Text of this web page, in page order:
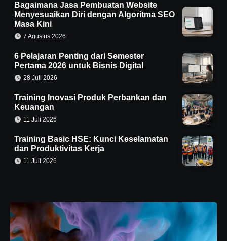
Bagaimana Jasa Pembuatan Website
Menyesuaikan Diri dengan Algoritma SEO
Masa Kini
7 Agustus 2026
6 Pelajaran Penting dari Semester
Pertama 2026 untuk Bisnis Digital
28 Juli 2026
Training Inovasi Produk Perbankan dan
Keuangan
11 Juli 2026
Training Basic HSE: Kunci Keselamatan
dan Produktivitas Kerja
11 Juli 2026